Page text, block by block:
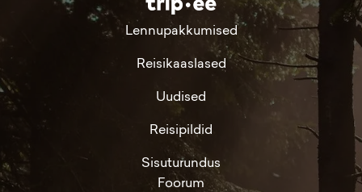
Lennupakkumised
Reisikaaslased
Uudised
Reisipildid
Sisuturundus
Foorum